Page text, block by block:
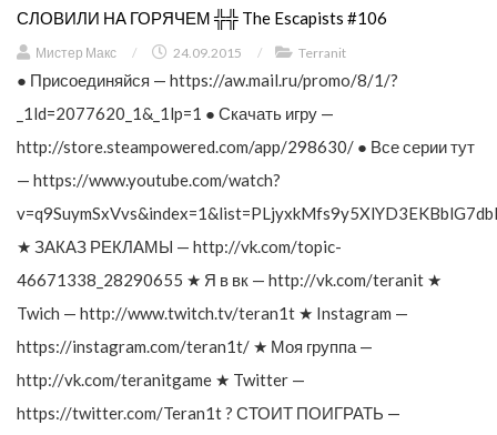
СЛОВИЛИ НА ГОРЯЧЕМ ╬╬ The Escapists #106
Мистер Макс / 24.09.2015 / Terranit
● Присоединяйся — https://aw.mail.ru/promo/8/1/?
_1ld=2077620_1&_1lp=1 ● Скачать игру —
http://store.steampowered.com/app/298630/ ● Все серии тут
— https://www.youtube.com/watch?
★ ЗАКАЗ РЕКЛАМЫ — http://vk.com/topic-
46671338_28290655 ★ Я в вк — http://vk.com/teranit ★
Twich — http://www.twitch.tv/teran1t ★ Instagram —
https://instagram.com/teran1t/ ★ Моя группа —
http://vk.com/teranitgame ★ Twitter —
https://twitter.com/Teran1t ? СТОИТ ПОИГРАТЬ —